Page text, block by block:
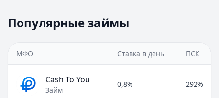
Популярные займы
МФО Ставка в день ПСК
Cash To You
Займ
0,8% 292%